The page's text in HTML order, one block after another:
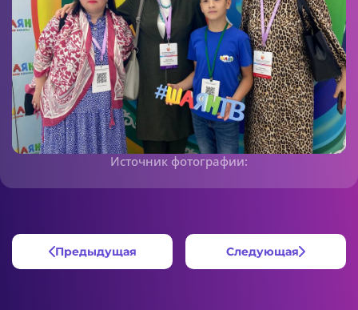
Источник фотографии:
Предыдущая Следующая